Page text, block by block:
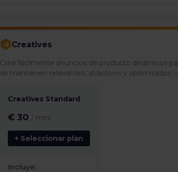
Creatives
Crea fácilmente anuncios de producto dinámicos
se mantienen relevantes, atractivos y optimizados
Creatives Standard
€ 30 / mes
+ Seleccionar plan
Incluye: